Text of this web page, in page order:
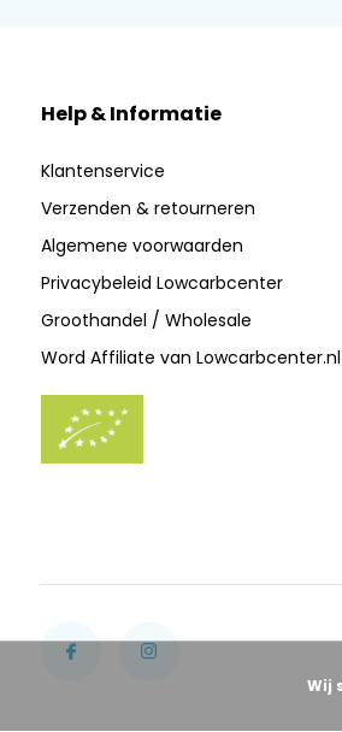
Help & Informatie
Klantenservice
Verzenden & retourneren
Algemene voorwaarden
Privacybeleid Lowcarbcenter
Groothandel / Wholesale
Word Affiliate van Lowcarbcenter.nl
Wij